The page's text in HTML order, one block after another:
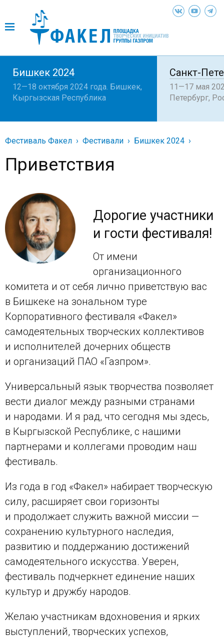
Санкт-
11—17 мая
Петербург,
Бишкек 2024
12—18 октября 2024 года. Бишкек,
Кыргызская Республика
Фестиваль Факел Фестивали Бишкек 2024
Приветствия
Дорогие участники
и гости фестиваля!
От имени
организационного
комитета и от себя лично приветствую вас
в Бишкеке на зональном туре
Корпоративного фестиваля «Факел»
самодеятельных творческих коллективов
и исполнителей дочерних обществ
и организаций ПАО «Газпром».
Универсальный язык творчества позволяет
вести диалог между разными странами
и народами. И я рад, что сегодня мы здесь,
в Кыргызской Республике, с нашими
партнерами и коллегами проводим наш
фестиваль.
Из года в год «Факел» набирает творческую
силу, расширяет свои горизонты
и продолжает служить важной миссии —
сохранению культурного наследия,
развитию и поддержанию достижений
самодеятельного искусства. Уверен,
фестиваль подчеркнет единение наших
культур и дружбу народов.
Желаю участникам вдохновения и ярких
выступлений, творческих успехов,